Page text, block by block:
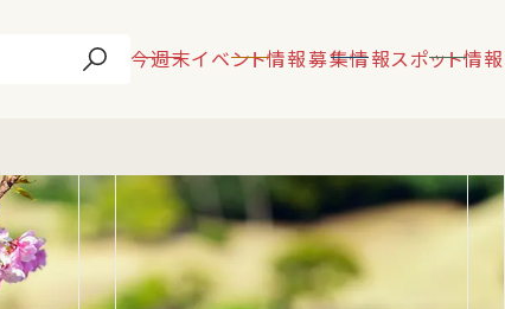
今週末イベント情報募集情報スポット情報